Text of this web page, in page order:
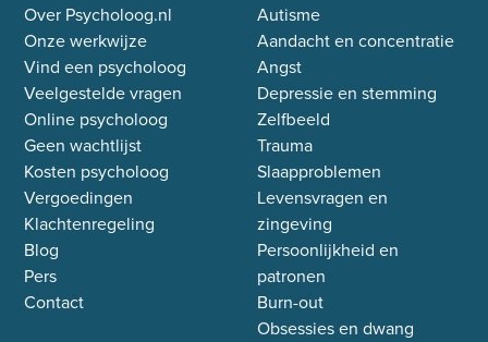
Over Psycholoog.nl
Onze werkwijze
Vind een psycholoog
Veelgestelde vragen
Online psycholoog
Geen wachtlijst
Kosten psycholoog
Vergoedingen
Klachtenregeling
Blog
Pers
Contact
Autisme
Aandacht en concentratie
Angst
Depressie en stemming
Zelfbeeld
Trauma
Slaapproblemen
Levensvragen en
zingeving
Persoonlijkheid en
patronen
Burn-out
Obsessies en dwang